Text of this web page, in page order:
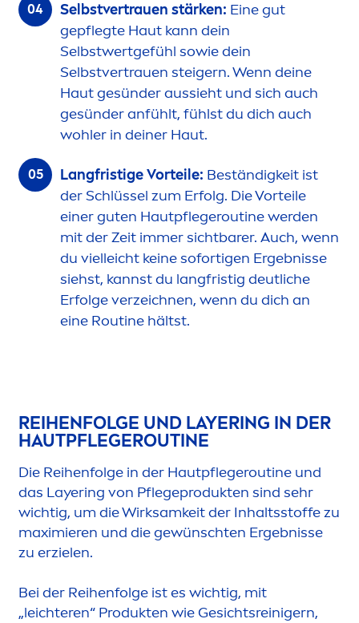
Selbstvertrauen stärken: Eine gut
gepflegte Haut kann dein
Selbstwertgefühl sowie dein
Selbstvertrauen steigern. Wenn deine
Haut gesünder aussieht und sich auch
gesünder anfühlt, fühlst du dich auch
wohler in deiner Haut.
Langfristige Vorteile: Beständigkeit ist
der Schlüssel zum Erfolg. Die Vorteile
einer guten Hautpflegeroutine werden
mit der Zeit immer sichtbarer. Auch, wenn
du vielleicht keine sofortigen Ergebnisse
siehst, kannst du langfristig deutliche
Erfolge verzeichnen, wenn du dich an
eine Routine hältst.
REIHENFOLGE UND LAYERING IN DER
HAUTPFLEGEROUTINE
Die Reihenfolge in der Hautpflegeroutine und
das Layering von Pflegeprodukten sind sehr
wichtig, um die Wirksamkeit der Inhaltsstoffe zu
maximieren und die gewünschten Ergebnisse
zu erzielen.
Bei der Reihenfolge ist es wichtig, mit
„leichteren“ Produkten wie Gesichtsreinigern,